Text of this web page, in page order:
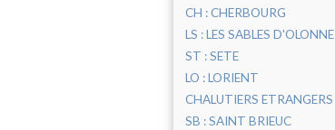
CH : CHERBOURG
LS : LES SABLES D'OLONNE
ST : SETE
LO : LORIENT
CHALUTIERS ETRANGERS
SB : SAINT BRIEUC